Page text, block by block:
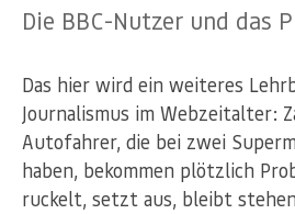
Die BBC-Nutzer und das
Das hier wird ein weiteres
Journalismus im Webzeitalter:
Autofahrer, die bei zwei
haben, bekommen plötzlich
ruckelt, setzt aus, bleibt